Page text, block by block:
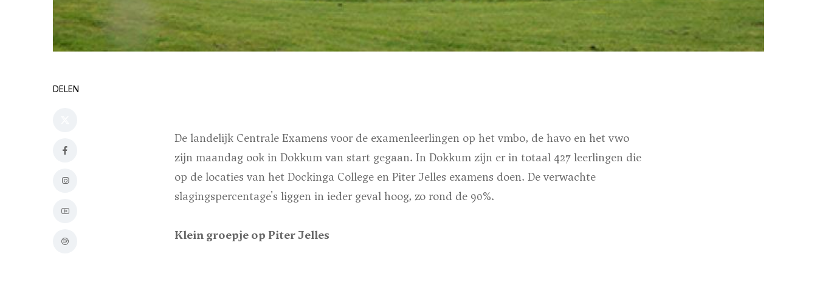
DELEN
De landelijk Centrale Examens voor de examenleerlingen op het vmbo, de havo en het vwo
zijn maandag ook in Dokkum van start gegaan. In Dokkum zijn er in totaal 427 leerlingen die
op de locaties van het Dockinga College en Piter Jelles examens doen. De verwachte
slagingspercentage's liggen in ieder geval hoog, zo rond de 90%.
Klein groepje op Piter Jelles